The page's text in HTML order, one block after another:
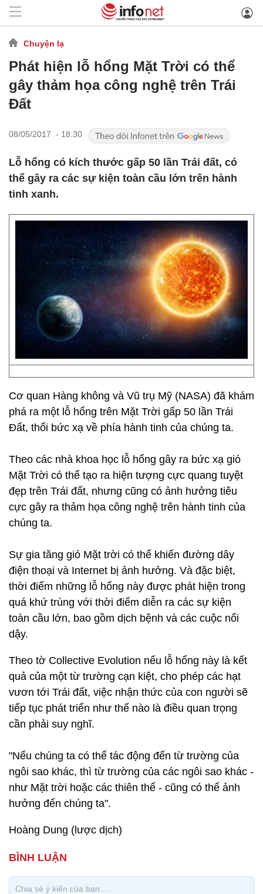
Chuyện lạ
Phát hiện lỗ hổng Mặt Trời có thể
gây thảm họa công nghệ trên Trái
Đất
08/05/2017 - 18:30
Lỗ hổng có kích thước gấp 50 lần Trái đất, có
thể gây ra các sự kiện toàn cầu lớn trên hành
tinh xanh.
Cơ quan Hàng không và Vũ trụ Mỹ (NASA) đã khám
phá ra một lỗ hổng trên Mặt Trời gấp 50 lần Trái
Đất, thổi bức xạ về phía hành tinh của chúng ta.
Theo các nhà khoa học lỗ hổng gây ra bức xạ gió
Mặt Trời có thể tạo ra hiện tượng cực quang tuyệt
đẹp trên Trái đất, nhưng cũng có ảnh hưởng tiêu
cực gây ra thảm họa công nghệ trên hành tinh của
chúng ta.
Sự gia tăng gió Mặt trời có thể khiến đường dây
điện thoại và Internet bị ảnh hưởng. Và đặc biệt,
thời điểm những lỗ hổng này được phát hiện trong
quá khứ trùng với thời điểm diễn ra các sự kiện
toàn cầu lớn, bao gồm dịch bệnh và các cuộc nổi
dậy.
Theo tờ Collective Evolution nếu lỗ hổng này là kết
quả của một từ trường cạn kiệt, cho phép các hạt
vươn tới Trái đất, việc nhận thức của con người sẽ
tiếp tục phát triển như thế nào là điều quan trọng
cần phải suy nghĩ.
"Nếu chúng ta có thể tác động đến từ trường của
ngôi sao khác, thì từ trường của các ngôi sao khác -
như Mặt trời hoặc các thiên thể - cũng có thể ảnh
hưởng đến chúng ta".
Hoàng Dung (lược dịch)